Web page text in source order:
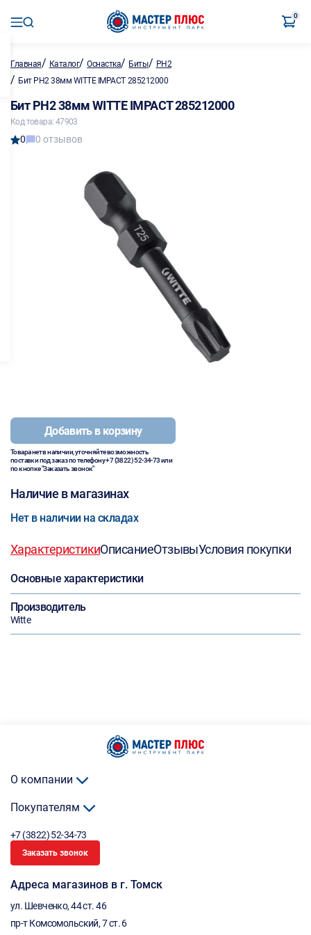
0
Главная/ Каталог/Оснастка/ Биты/ PH2
/ Бит PH2 38мм WITTE IMPACT 285212000
Бит PH2 38мм WITTE IMPACT 285212000
Код товара: 47903
0 0 отзывов
Добавить в корзину
Товара нет в наличии, уточняйте возможность
поставки под заказ по телефону+7 (3822) 52-34-73или
по кнопке "Заказать звонок"
Наличие в магазинах
Нет в наличии на складах
ХарактеристикиОписаниеОтзывыУсловия покупки
Основные характеристики
Производитель
Witte
О компании
Покупателям
+7 (3822) 52-34-73
Заказать звонок
Адреса магазинов в г. Томск
ул. Шевченко, 44 ст. 46
пр-т Комсомольский, 7 ст. 6